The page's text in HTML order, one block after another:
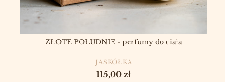
ZŁOTE POŁUDNIE - perfumy do ciała
PRODUCENT
JASKÓŁKA
Cena
115,00 zł